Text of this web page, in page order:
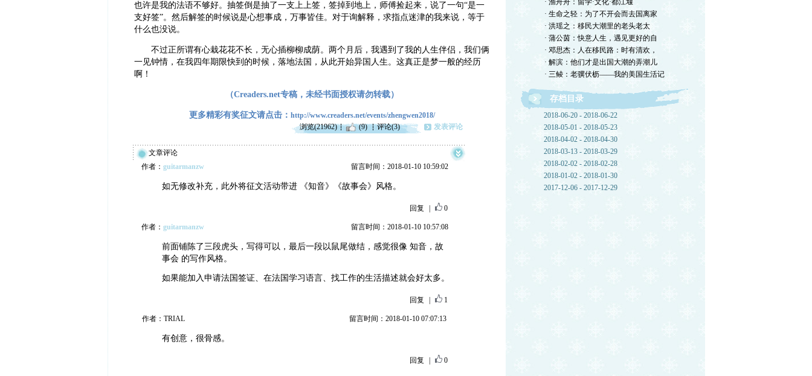
也许是我的法语不够好。抽签倒是抽了一支上上签，签掉到地上，师傅捡起来，说了一句“是一
支好签”。然后解签的时候说是心想事成，万事皆佳。对于询解释，求指点迷津的我来说，等于
什么也没说。
不过正所谓有心栽花花不长，无心插柳柳成荫。两个月后，我遇到了我的人生伴侣，我们俩
一见钟情，在我四年期限快到的时候，落地法国，从此开始异国人生。这真正是梦一般的经历
啊！
（Creaders.net专稿，未经书面授权请勿转载）
更多精彩有奖征文请点击： http://www.creaders.net/events/zhengwen2018/
浏览(21962)
(9) 评论(3) 发表评论
文章评论
作者： guitarmanzw 留言时间：2018-01-10 10:59:02
如无修改补充，此外将征文活动带进 《知音》《故事会》风格。
回复 0
作者： guitarmanzw 留言时间：2018-01-10 10:57:08
前面铺陈了三段虎头，写得可以，最后一段以鼠尾做结，感觉很像 知音，故
事会 的写作风格。
如果能加入申请法国签证、在法国学习语言、找工作的生活描述就会好太多。
回复 1
作者：TRIAL 留言时间：2018-01-10 07:07:13
有创意，很骨感。
回复 0
· 渔舟舟：留学·文化·都江堰
· 生命之轻：为了不开会而去国离家
· 洪瑶之：移民大潮里的老头老太
· 蒲公茵：快意人生，遇见更好的自
· 邓思杰：人在移民路：时有清欢，
· 解滨：他们才是出国大潮的弄潮儿
· 三鲮：老骥伏枥——我的美国生活记
存档目录
2018-06-20 - 2018-06-22
2018-05-01 - 2018-05-23
2018-04-02 - 2018-04-30
2018-03-13 - 2018-03-29
2018-02-02 - 2018-02-28
2018-01-02 - 2018-01-30
2017-12-06 - 2017-12-29